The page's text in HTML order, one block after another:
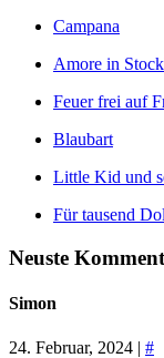
Campana
Amore in
Feuer frei auf
Blaubart
Little Kid und
Für tausend
Neuste
Simon
24. Februar, 2024 | #